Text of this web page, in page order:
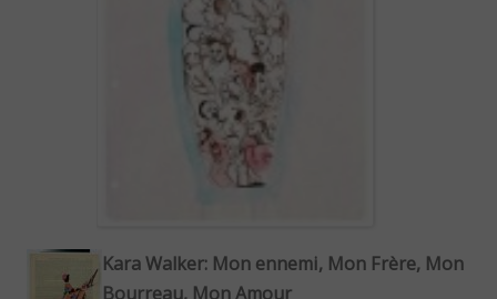
Kara Walker: Mon ennemi, Mon Frère, Mon
Bourreau, Mon Amour